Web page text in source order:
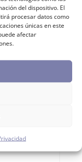
del dispositivo. El
procesar datos como
únicas en este
afectar